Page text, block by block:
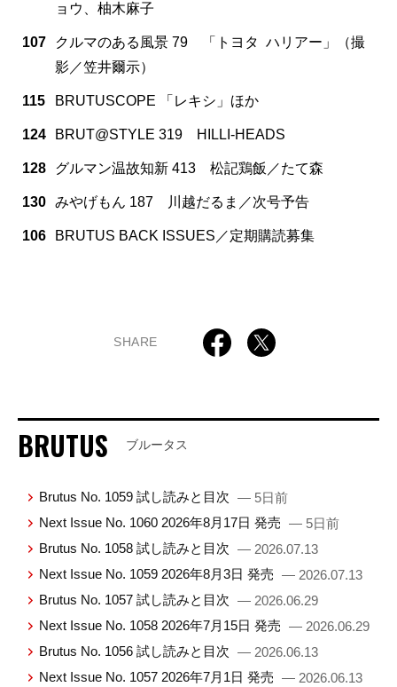
ョウ、柚木麻子
107
クルマのある風景 79 「トヨタ ハリアー」（撮
影／笠井爾示）
115 BRUTUSCOPE 「レキシ」ほか
124 BRUT@STYLE 319 HILLI-HEADS
128 グルマン温故知新 413 松記鶏飯／たて森
130 みやげもん 187 川越だるま／次号予告
106 BRUTUS BACK ISSUES／定期購読募集
SHARE
BRUTUS ブルータス
Brutus No. 1059 試し読みと目次 — 5日前
Next Issue No. 1060 2026年8月17日 発売 — 5日前
Brutus No. 1058 試し読みと目次 — 2026.07.13
Next Issue No. 1059 2026年8月3日 発売 — 2026.07.13
Brutus No. 1057 試し読みと目次 — 2026.06.29
Next Issue No. 1058 2026年7月15日 発売 — 2026.06.29
Brutus No. 1056 試し読みと目次 — 2026.06.13
Next Issue No. 1057 2026年7月1日 発売 — 2026.06.13